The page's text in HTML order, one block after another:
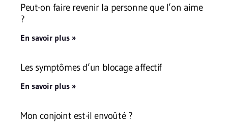
Peut-on faire revenir la personne que l’on aime
?
En savoir plus »
Les symptômes d’un blocage affectif
En savoir plus »
Mon conjoint est-il envoûté ?